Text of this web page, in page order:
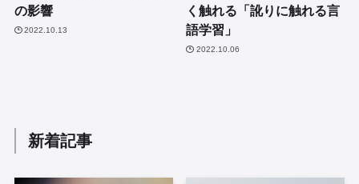
の影響
2022.10.13
く触れる「訛りに触れる言
語学習」
2022.10.06
新着記事